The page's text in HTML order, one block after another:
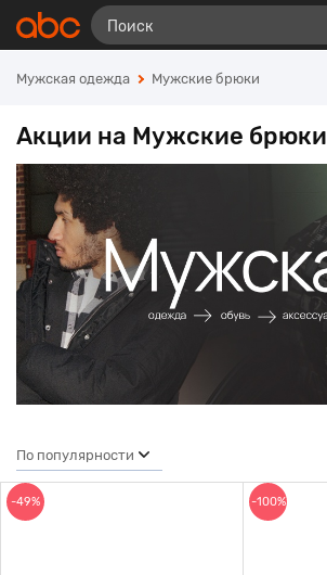
Мужская одежда Мужские брюки
Акции на Мужские брюки
По популярности
-49% -100%